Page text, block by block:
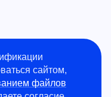
сайтом,
файлов